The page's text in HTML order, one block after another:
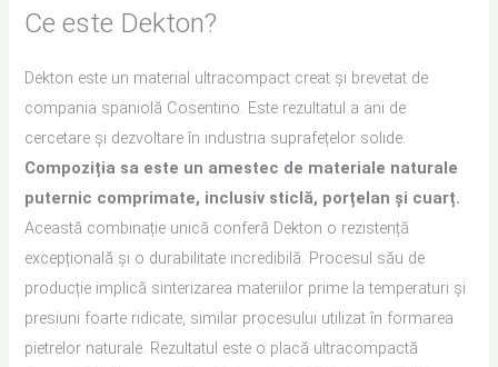
Ce este Dekton?
Dekton este un material ultracompact creat și brevetat de
compania spaniolă Cosentino. Este rezultatul a ani de
cercetare și dezvoltare în industria suprafețelor solide.
Compoziția sa este un amestec de materiale naturale
puternic comprimate, inclusiv sticlă, porțelan și cuarț.
Această combinație unică conferă Dekton o rezistență
excepțională și o durabilitate incredibilă. Procesul său de
producție implică sinterizarea materiilor prime la temperaturi și
presiuni foarte ridicate, similar procesului utilizat în formarea
pietrelor naturale. Rezultatul este o placă ultracompactă